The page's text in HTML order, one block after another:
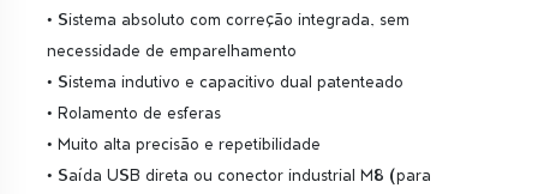
• Sistema absoluto com correção integrada, sem
necessidade de emparelhamento
• Sistema indutivo e capacitivo dual patenteado
• Rolamento de esferas
• Muito alta precisão e repetibilidade
• Saída USB direta ou conector industrial M8 (para